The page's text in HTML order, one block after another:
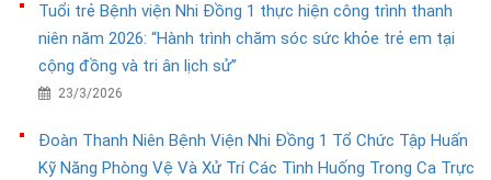
Tuổi trẻ Bệnh viện Nhi Đồng 1 thực hiện công trình thanh
niên năm 2026: “Hành trình chăm sóc sức khỏe trẻ em tại
cộng đồng và tri ân lịch sử”
23/3/2026
Đoàn Thanh Niên Bệnh Viện Nhi Đồng 1 Tổ Chức Tập Huấn
Kỹ Năng Phòng Vệ Và Xử Trí Các Tình Huống Trong Ca Trực